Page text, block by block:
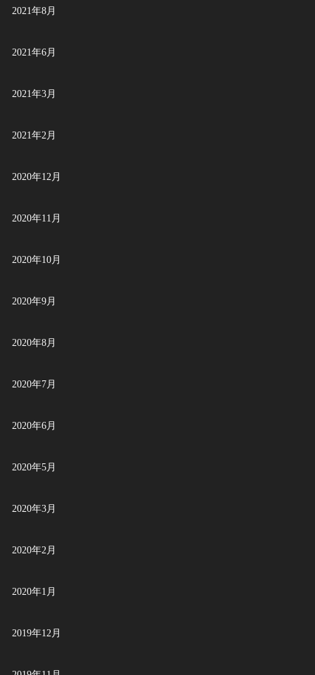
2021年8月
2021年6月
2021年3月
2021年2月
2020年12月
2020年11月
2020年10月
2020年9月
2020年8月
2020年7月
2020年6月
2020年5月
2020年3月
2020年2月
2020年1月
2019年12月